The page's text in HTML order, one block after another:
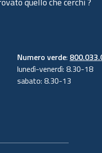
Numero verde:
lunedì-venerdì: 8.30-18
sabato: 8.30-13